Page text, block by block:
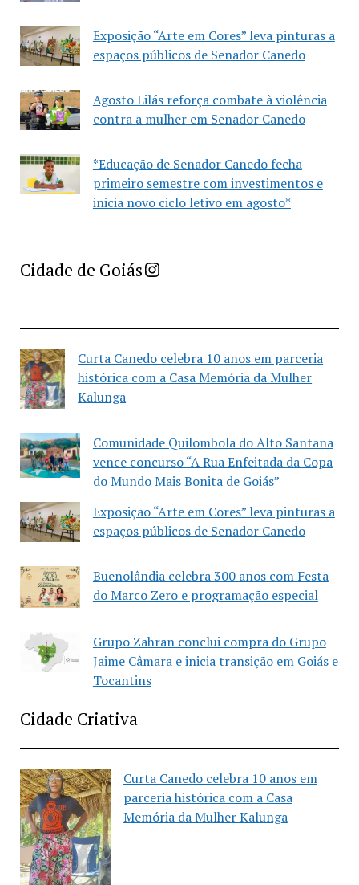
Exposição “Arte em Cores” leva pinturas a
espaços públicos de Senador Canedo
Agosto Lilás reforça combate à violência
contra a mulher em Senador Canedo
*Educação de Senador Canedo fecha
primeiro semestre com investimentos e
inicia novo ciclo letivo em agosto*
Cidade de GoiásImprensa Criativa da Cidade de Goiás
Curta Canedo celebra 10 anos em parceria
histórica com a Casa Memória da Mulher
Kalunga
Comunidade Quilombola do Alto Santana
vence concurso “A Rua Enfeitada da Copa
do Mundo Mais Bonita de Goiás”
Exposição “Arte em Cores” leva pinturas a
espaços públicos de Senador Canedo
Buenolândia celebra 300 anos com Festa
do Marco Zero e programação especial
Grupo Zahran conclui compra do Grupo
Jaime Câmara e inicia transição em Goiás e
Tocantins
Cidade Criativa
Curta Canedo celebra 10 anos em
parceria histórica com a Casa
Memória da Mulher Kalunga